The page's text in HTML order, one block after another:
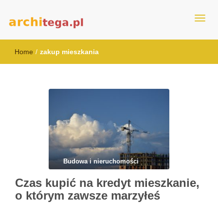
architega.pl
Home / zakup mieszkania
Budowa i nieruchomości
Czas kupić na kredyt mieszkanie,
o którym zawsze marzyłeś